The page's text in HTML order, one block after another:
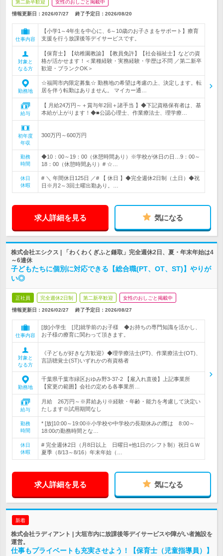
第二新卒歓迎 女性のおしごと掲載中
情報更新日：2026/07/27 終了予定日： 2026/08/20
仕事内容
【小学1～4年生を中心に、6～10歳のお子さまをサポート】療育
支援を行う放課後等デイサービスです。
対象と
なる方
【保育士】【幼稚園教諭】【教員免許】【社会福祉士】などの資
格が活かせます！＜業種経験・実務経験・学歴は不問 ／第二新卒
歓迎・ブランクOK＞
勤務地
☆福岡市内限定募集☆ 勤務地の希望は考慮の上、決定します。転
居を伴う転勤はありません。 マイカー通…
給与
【 月給24万円～＋賞与年2回＋諸手当 】◆下記資格保有者は、基
本給が上がります！◆■公認心理士、作業療法士、理学療…
初年度
年収
300万円～600万円
勤務
時間
◆10：00～19：00（休憩時間あり）※学校が休日の日…9：00～
18：00（休憩時間あり）# ☆…
休日
休暇
# ＼ 年間休日125日 ／# 【 休日 】◆完全週休2日制（土日）◆祝
日※月2～3回土曜出勤あり。…
求人詳細を見る 気になる
株式会社エシクス | 「わくわくぎふと鎌取」完全週休2日、夏・年末年始は4
～6連休
子どもたちに個別に対応できる【総合職(PT、OT、ST)】やりが
い◎
正社員 完全週休2日制 第二新卒歓迎 女性のおしごと掲載中
情報更新日：2026/02/27 終了予定日： 2026/08/27
仕事内容
[放]小学生 [児]就学前のお子様 ◆お持ちの専門知識を活かし、
お子様の療育に関わって頂きます。
対象と
なる方
《子どもが好きな方歓迎》◆理学療法士(PT)、作業療法士(OT)、
言語聴覚士(ST)いずれかの有資格者
勤務地
千葉県千葉市緑区おゆみ野3-37-2 【雇入れ直後】上記事業所
【変更の範囲】会社の定める各事業所…
給与
月給 26万円～※昇給あり※経験・年齢・能力を考慮して決定い
たします※試用期間なし
勤務
時間
* [放]10:00～19:00※小学校や中学校の長期休みの際は 8:00～
18:00の勤務時間とな…
休日
休暇
# 完全週休2日（月8日以上 日曜日+他1日のシフト制）祝日ＧＷ
夏季（8/13～8/16）年末年始（…
求人詳細を見る 気になる
新着
株式会社ラディアント | 大垣市内に放課後等デイサービスや障がい者施設を
運営。
仕事もプライベートも充実させよう！【保育士（児童指導員）】